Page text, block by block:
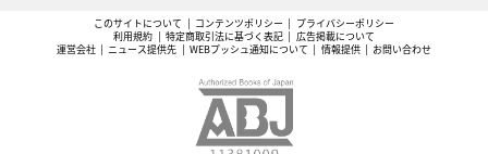
このサイトについて コンテンツポリシー
プライバシーポリシー
利用規約
特定商取引法に基づく表記
広告掲載について
運営会社
ニュース提供先 WEBプッシュ通知について 情報提供 お問い合わせ